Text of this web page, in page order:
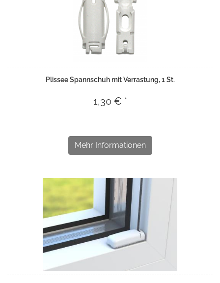
Plissee Spannschuh mit Verrastung, 1 St.
1,30 € *
Mehr Informationen